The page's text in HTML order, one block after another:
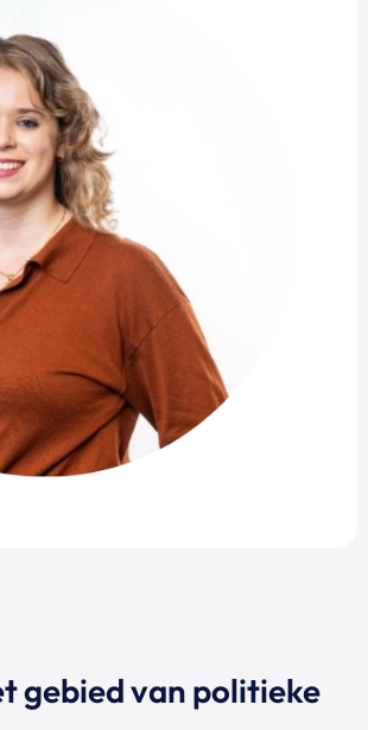
gebied van politieke